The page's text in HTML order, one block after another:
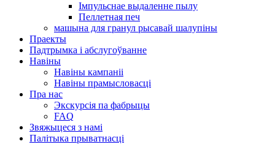
Імпульснае выдаленне пылу
Пеллетная печ
машына для гранул рысавай шалупіны
Праекты
Падтрымка і абслугоўванне
Навіны
Навіны кампаніі
Навіны прамысловасці
Пра нас
Экскурсія па фабрыцы
FAQ
Звяжыцеся з намі
Палітыка прыватнасці